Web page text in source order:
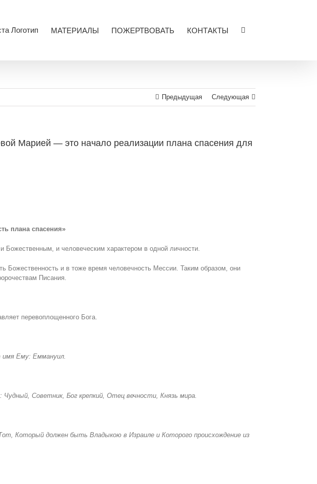
МАТЕРИАЛЫ ПОЖЕРТВОВАТЬ КОНТАКТЫ
Предыдущая Следующая
Марией — это начало реализации плана спасения для
плана спасения»
и человеческим характером в одной личности.
Божественность и в тоже время человечность Мессии. Таким образом, они
Писания.
перевоплощенного Бога.
имя Ему: Еммануил.
Советник, Бог крепкий, Отец вечности, Князь мира.
должен быть Владыкою в Израиле и Которого происхождение из